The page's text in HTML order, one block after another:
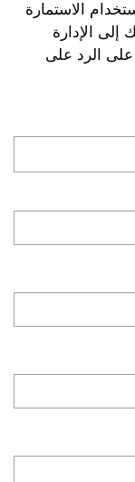
الاستمارة
إلى الإدارة
على الرد على